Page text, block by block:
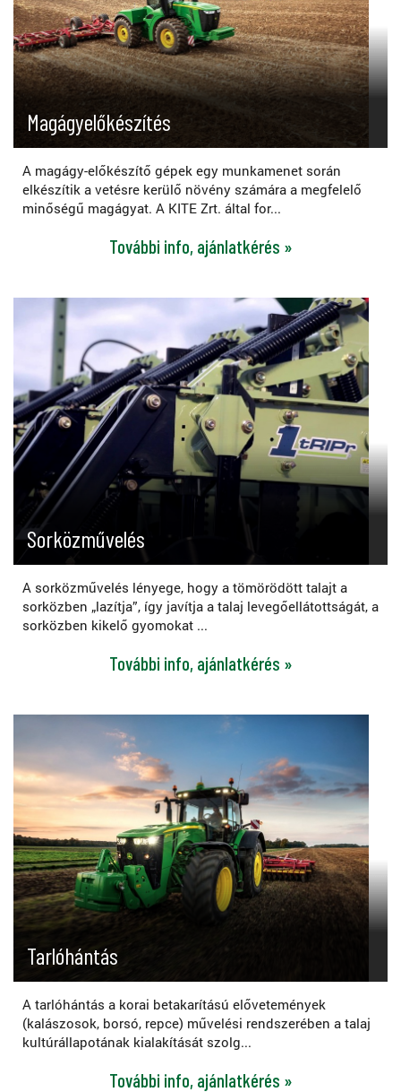
Magágyelőkészítés
A magágy-előkészítő gépek egy munkamenet során
elkészítik a vetésre kerülő növény számára a megfelelő
minőségű magágyat. A KITE Zrt. által for...
További info, ajánlatkérés »
Sorközművelés
A sorközművelés lényege, hogy a tömörödött talajt a
sorközben „lazítja”, így javítja a talaj levegőellátottságát, a
sorközben kikelő gyomokat ...
További info, ajánlatkérés »
Tarlóhántás
A tarlóhántás a korai betakarítású elővetemények
(kalászosok, borsó, repce) művelési rendszerében a talaj
kultúrállapotának kialakítását szolg...
További info, ajánlatkérés »